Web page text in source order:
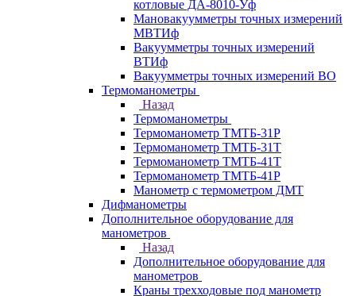
котловые ДА-8010-Уф
Мановакуумметры точных измерений
МВТИф
Вакуумметры точных измерений
ВТИф
Вакуумметры точных измерений ВО
Термоманометры
Назад
Термоманометры
Термоманометр ТМТБ-31Р
Термоманометр ТМТБ-31Т
Термоманометр ТМТБ-41Т
Термоманометр ТМТБ-41Р
Манометр с термометром ДМТ
Дифманометры
Дополнительное оборудование для
манометров
Назад
Дополнительное оборудование для
манометров
Краны трехходовые под манометр